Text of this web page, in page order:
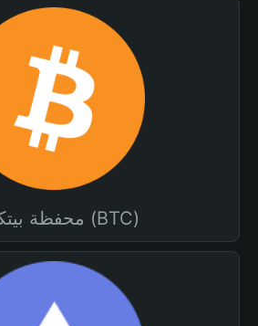
محفظة بيتكوين (BTC)